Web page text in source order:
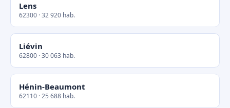
Lens
62300 · 32 920 hab.
Liévin
62800 · 30 063 hab.
Hénin-Beaumont
62110 · 25 688 hab.